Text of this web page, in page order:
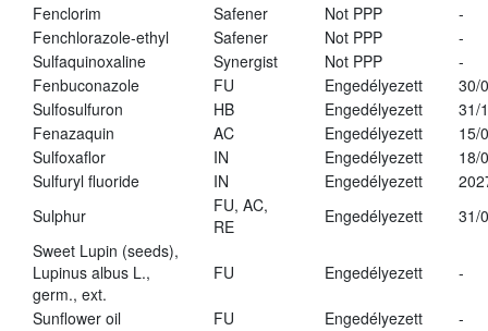
Fenclorim
Safener Not PPP
-
Fenchlorazole-ethyl
Safener Not PPP
-
Sulfaquinoxaline
Synergist Not PPP
-
Fenbuconazole
FU Engedélyezett
30/
Sulfosulfuron
HB Engedélyezett
31/
Fenazaquin
AC Engedélyezett
15/
Sulfoxaflor
IN Engedélyezett
18/
Sulfuryl fluoride
IN Engedélyezett
Sulphur
FU, AC,
RE
Engedélyezett
31/
Sweet Lupin (seeds),
Lupinus albus L.,
germ., ext.
FU Engedélyezett -
Sunflower oil FU Engedélyezett
-